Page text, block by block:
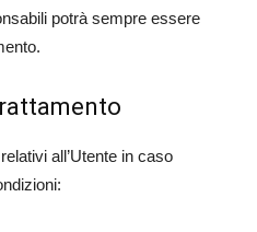
potrà sempre essere
all’Utente in caso